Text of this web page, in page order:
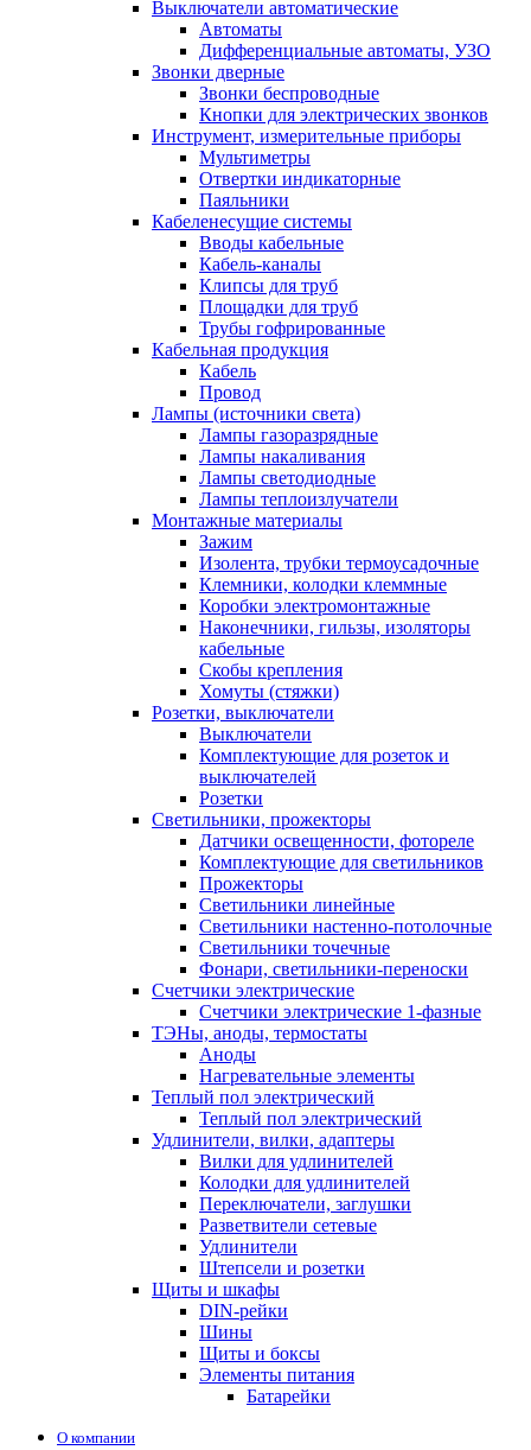
Выключатели автоматические
Автоматы
Дифференциальные автоматы, УЗО
Звонки дверные
Звонки беспроводные
Кнопки для электрических звонков
Инструмент, измерительные приборы
Мультиметры
Отвертки индикаторные
Паяльники
Кабеленесущие системы
Вводы кабельные
Кабель-каналы
Клипсы для труб
Площадки для труб
Трубы гофрированные
Кабельная продукция
Кабель
Провод
Лампы (источники света)
Лампы газоразрядные
Лампы накаливания
Лампы светодиодные
Лампы теплоизлучатели
Монтажные материалы
Зажим
Изолента, трубки термоусадочные
Клемники, колодки клеммные
Коробки электромонтажные
Наконечники, гильзы, изоляторы
кабельные
Скобы крепления
Хомуты (стяжки)
Розетки, выключатели
Выключатели
Комплектующие для розеток и
выключателей
Розетки
Светильники, прожекторы
Датчики освещенности, фотореле
Комплектующие для светильников
Прожекторы
Светильники линейные
Светильники настенно-потолочные
Светильники точечные
Фонари, светильники-переноски
Счетчики электрические
Счетчики электрические 1-фазные
ТЭНы, аноды, термостаты
Аноды
Нагревательные элементы
Теплый пол электрический
Теплый пол электрический
Удлинители, вилки, адаптеры
Вилки для удлинителей
Колодки для удлинителей
Переключатели, заглушки
Разветвители сетевые
Удлинители
Штепсели и розетки
Щиты и шкафы
DIN-рейки
Шины
Щиты и боксы
Элементы питания
Батарейки
О компании